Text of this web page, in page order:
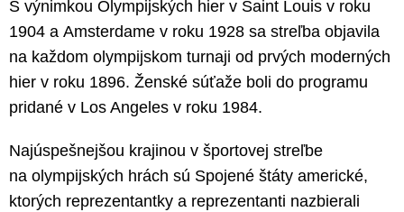
S výnimkou Olympijských hier v Saint Louis v roku
1904 a Amsterdame v roku 1928 sa streľba objavila
na každom olympijskom turnaji od prvých moderných
hier v roku 1896. Ženské súťaže boli do programu
pridané v Los Angeles v roku 1984.
Najúspešnejšou krajinou v športovej streľbe
na olympijských hrách sú Spojené štáty americké,
ktorých reprezentantky a reprezentanti nazbierali